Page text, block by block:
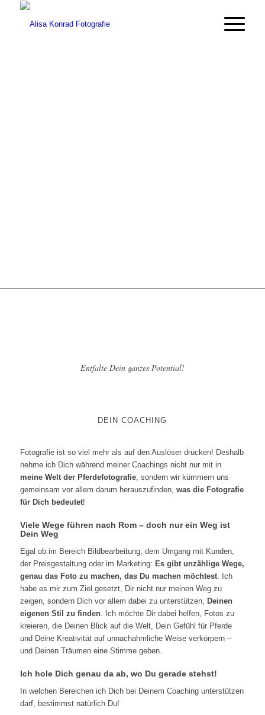
Entfalte Dein ganzes Potential!
DEIN COACHING
Fotografie ist so viel mehr als auf den Auslöser drücken! Deshalb
nehme ich Dich während meiner Coachings nicht nur mit in
meine Welt der Pferdefotografie, sondern wir kümmern uns
gemeinsam vor allem darum herauszufinden, was die Fotografie
für Dich bedeutet!
Viele Wege führen nach Rom – doch nur ein Weg ist
Dein Weg
Egal ob im Bereich Bildbearbeitung, dem Umgang mit Kunden,
der Preisgestaltung oder im Marketing: Es gibt unzählige Wege,
genau das Foto zu machen, das Du machen möchtest. Ich
habe es mir zum Ziel gesetzt, Dir nicht nur meinen Weg zu
zeigen, sondern Dich vor allem dabei zu unterstützen, Deinen
eigenen Stil zu finden. Ich möchte Dir dabei helfen, Fotos zu
kreieren, die Deinen Blick auf die Welt, Dein Gefühl für Pferde
und Deine Kreativität auf unnachahmliche Weise verkörpern –
und Deinen Träumen eine Stimme geben.
Ich hole Dich genau da ab, wo Du gerade stehst!
In welchen Bereichen ich Dich bei Deinem Coaching unterstützen
darf, bestimmst natürlich Du!